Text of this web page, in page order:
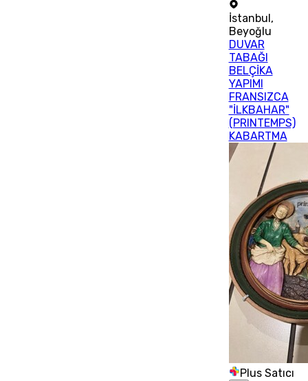
İstanbul ,
Beyoğlu
DUVAR
TABAĞI
BELÇİKA
YAPIMI
FRANSIZCA
"İLKBAHAR"
(PRINTEMPS)
KABARTMA
Plus Satıcı